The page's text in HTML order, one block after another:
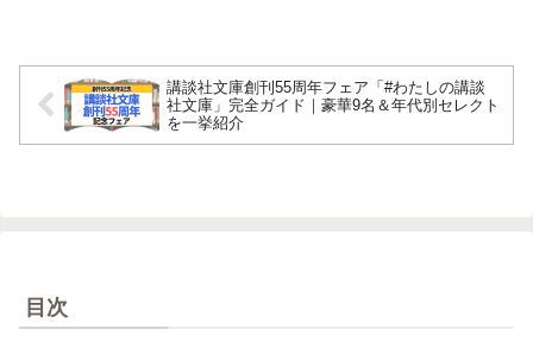
講談社文庫創刊55周年フェア「#わたしの講談
社文庫」完全ガイド｜豪華9名＆年代別セレクト
を一挙紹介
目次